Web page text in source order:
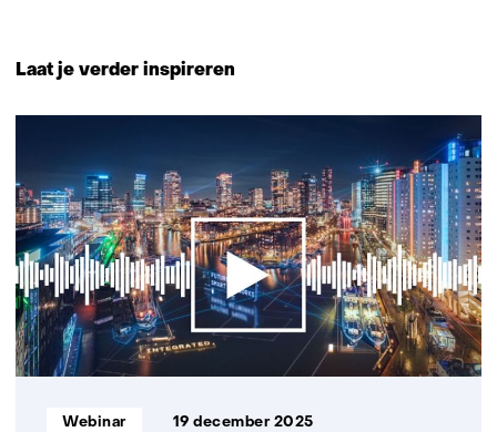
(Neem
met
ons
op)
Laat je verder inspireren
getoond
1
t/m
5
Informatietype:
Webinar 19 december 2025